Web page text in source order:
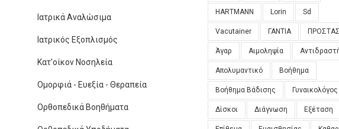
Ιατρικά Αναλώσιμα
Ιατρικός Εξοπλισμός
Κατ'οίκον Νοσηλεία
Ομορφιά - Ευεξία - Θεραπεία
Ορθοπεδικά Βοηθήματα
HARTMANN Lorin Sd
Vacutainer ΓΑΝΤΙΑ
Άγαρ Αιμοληψία
Απολυμαντικό Βοήθημα
Βοήθημα Βάδισης Γυναικολόγος
Δίσκοι Διάγνωση Εξέταση